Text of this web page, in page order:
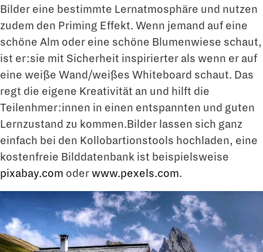
Bilder eine bestimmte Lernatmosphäre und nutzen
zudem den Priming Effekt. Wenn jemand auf eine
schöne Alm oder eine schöne Blumenwiese schaut,
ist er:sie mit Sicherheit inspirierter als wenn er auf
eine weiße Wand/weißes Whiteboard schaut. Das
regt die eigene Kreativität an und hilft die
Teilenhmer:innen in einen entspannten und guten
Lernzustand zu kommen.Bilder lassen sich ganz
einfach bei den Kollobartionstools hochladen, eine
kostenfreie Bilddatenbank ist beispielsweise
pixabay.com oder www.pexels.com.